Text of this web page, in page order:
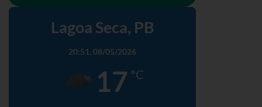
Lagoa Seca, PB
20:51, 08/05/2026
17 °C